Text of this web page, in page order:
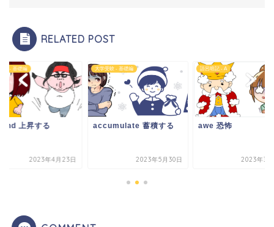
RELATED POST
験 - 基礎編
上昇する
2023年4月23日
大学受験 - 基礎編
accumulate 蓄積する
2023年5月30日
語呂暗記 - A
awe 恐怖
2023年3